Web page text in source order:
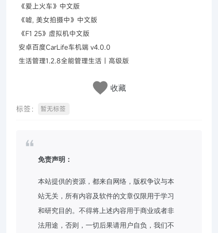
《爱上火车》中文版
《嘘, 美女拍摄中》中文版
《F1 25》虚拟机中文版
安卓百度CarLife车机端 v4.0.0
生活管理1.2.8全能管理生活｜高级版
收藏
标签： 暂无标签
免责声明：
本站提供的资源，都来自网络，版权争议与本
站无关，所有内容及软件的文章仅限用于学习
和研究目的。不得将上述内容用于商业或者非
法用途，否则，一切后果请用户自负，我们不